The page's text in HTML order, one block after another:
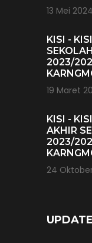
13 Mei 2024
KISI -
2023/
19 Maret
KISI -
AKHIR
2023/
24